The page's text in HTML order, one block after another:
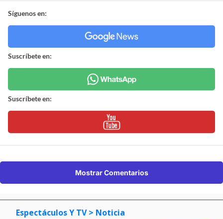
Síguenos en:
Suscríbete en:
Suscríbete en:
Mostrar Comentarios
Espectáculos Y TV > Noticia